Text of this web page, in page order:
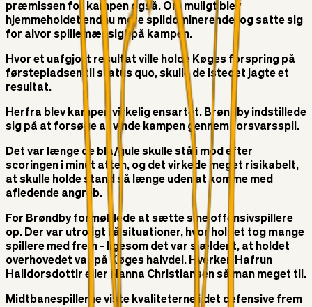
præmissen for kampen også. Om muligt blev
hjemmeholdet endnu mere spildominerende, og satte sig
for alvor spillemæssigt på kampen.
Hvor et uafgjort resultat ville holde Køges forspring på
førstepladsen til status quo, skulle de istedet jagte et
resultat.
Herfra blev kampen virkelig ensartet. Brøndby indstillede
sig på at forsøge at vinde kampen gennem forsvarsspil.
Det var længe de blå/gule skulle stå i mod efter
scoringen i minut atten, og det virkede meget risikabelt,
at skulle holde stand så længe uden at komme med
afledende angreb.
For Brøndby formøblede at sætte sine offensivspillere
op. Der var utroligt få situationer, hvor holdet tog mange
spillere med frem - ligesom det var sjældent, at holdet
overhovedet var på Køges halvdel. Hverken Hafrun
Halldorsdottir eller Nanna Christiansen så man meget til.
Midtbanespillerne viste kvaliteterne i det defensive frem